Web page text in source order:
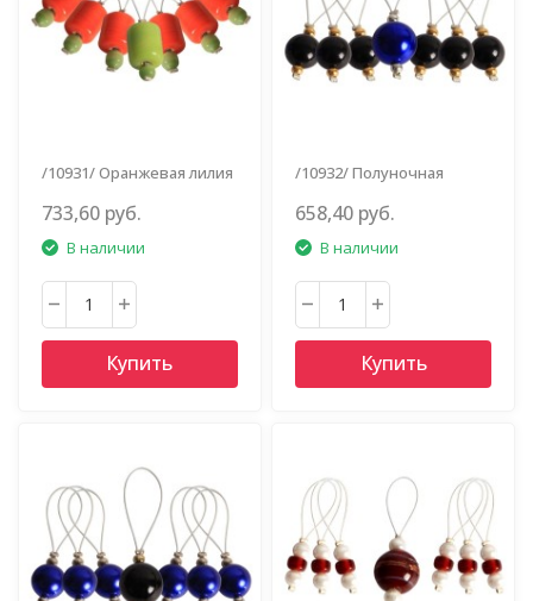
/10931/ Оранжевая лилия
733,60 руб.
В наличии
Купить
/10932/ Полуночная
658,40 руб.
В наличии
Купить